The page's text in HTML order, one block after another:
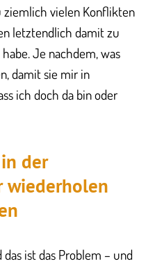
vielen Konflikten
letztendlich damit zu
Je nachdem, was
damit sie mir in
ich doch da bin oder
der
wiederholen
ist das Problem – und